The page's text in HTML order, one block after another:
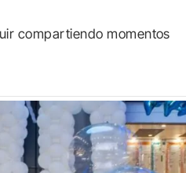
compartiendo momentos